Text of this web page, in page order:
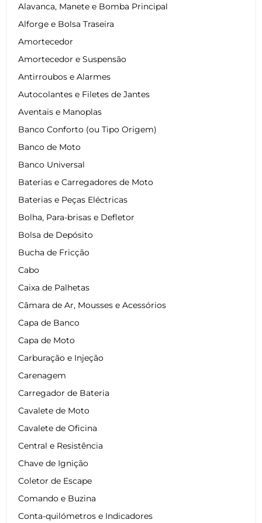
Alavanca, Manete e Bomba Principal
Alforge e Bolsa Traseira
Amortecedor
Amortecedor e Suspensão
Antirroubos e Alarmes
Autocolantes e Filetes de Jantes
Aventais e Manoplas
Banco Conforto (ou Tipo Origem)
Banco de Moto
Banco Universal
Baterias e Carregadores de Moto
Baterias e Peças Eléctricas
Bolha, Para-brisas e Defletor
Bolsa de Depósito
Bucha de Fricção
Cabo
Caixa de Palhetas
Câmara de Ar, Mousses e Acessórios
Capa de Banco
Capa de Moto
Carburação e Injeção
Carenagem
Carregador de Bateria
Cavalete de Moto
Cavalete de Oficina
Central e Resistência
Chave de Ignição
Coletor de Escape
Comando e Buzina
Conta-quilómetros e Indicadores